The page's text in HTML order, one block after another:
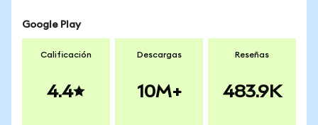
Google Play
Calificación
4.4
Descargas
10M+
Reseñas
483.9K